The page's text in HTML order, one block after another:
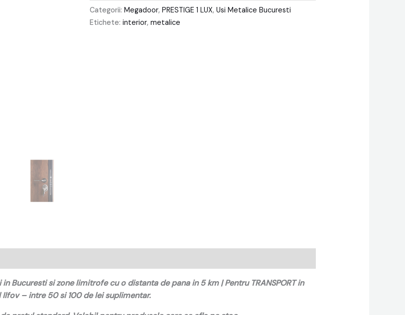
Ayder
Nuc
Categorii:Megadoor,PRESTIGE 1 LUX,Usi Metalice Bucuresti
Etichete:interior,metalice
in Bucuresti si zone limitrofe cu o distanta de pana in 5 km | Pentru TRANSPORT in
– intre 50 si 100 de lei suplimentar.